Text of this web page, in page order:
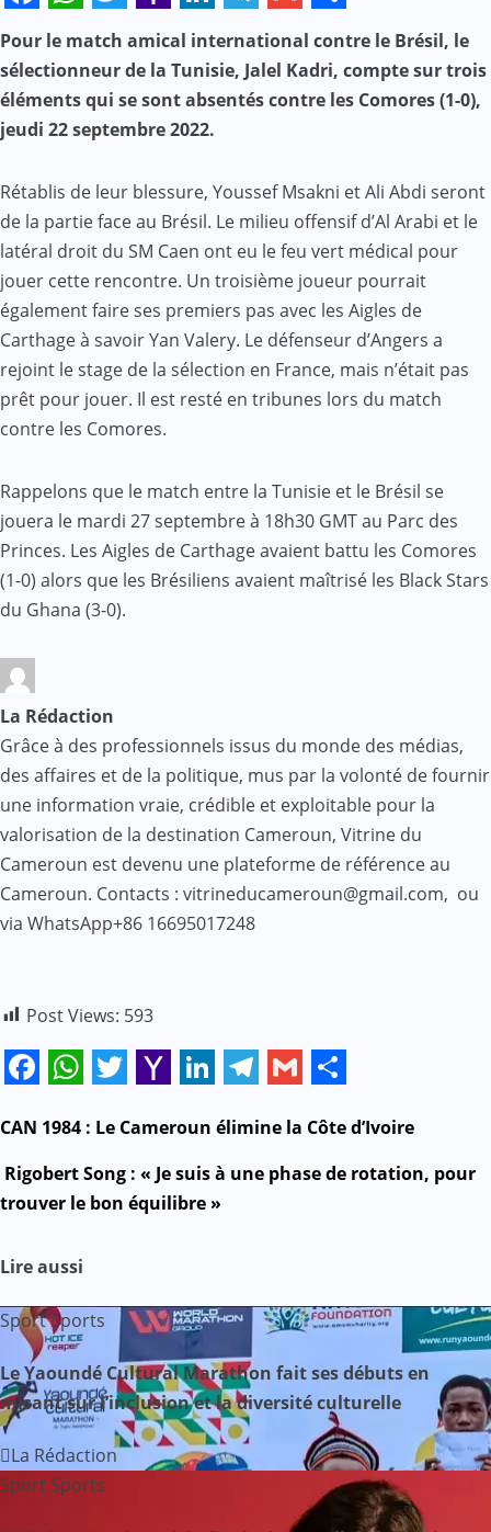
Facebook
WhatsApp
Twitter
Yahoo
Mail
LinkedIn
Telegram
Gmail
Share
Pour le match amical international contre le Brésil, le
sélectionneur de la Tunisie, Jalel Kadri, compte sur trois
éléments qui se sont absentés contre les Comores (1-0),
jeudi 22 septembre 2022.
Rétablis de leur blessure, Youssef Msakni et Ali Abdi seront
de la partie face au Brésil. Le milieu offensif d’Al Arabi et le
latéral droit du SM Caen ont eu le feu vert médical pour
jouer cette rencontre. Un troisième joueur pourrait
également faire ses premiers pas avec les Aigles de
Carthage à savoir Yan Valery. Le défenseur d’Angers a
rejoint le stage de la sélection en France, mais n’était pas
prêt pour jouer. Il est resté en tribunes lors du match
contre les Comores.
Rappelons que le match entre la Tunisie et le Brésil se
jouera le mardi 27 septembre à 18h30 GMT au Parc des
Princes. Les Aigles de Carthage avaient battu les Comores
(1-0) alors que les Brésiliens avaient maîtrisé les Black Stars
du Ghana (3-0).
La Rédaction
Grâce à des professionnels issus du monde des médias,
des affaires et de la politique, mus par la volonté de fournir
une information vraie, crédible et exploitable pour la
valorisation de la destination Cameroun, Vitrine du
Cameroun est devenu une plateforme de référence au
Cameroun. Contacts : vitrineducameroun@gmail.com, ou
via WhatsApp+86 16695017248
Post Views: 593
Mail
N
a
i
g
a
t
i
o
CAN 1984 : Le Cameroun élimine la Côte d’Ivoire
Rigobert Song : « Je suis à une phase de rotation, pour
trouver le bon équilibre »
Lire aussi
SportSports
Le Yaoundé Cultural Marathon fait ses débuts en
misant sur l’inclusion et la diversité culturelle
La Rédaction
Sport Sports